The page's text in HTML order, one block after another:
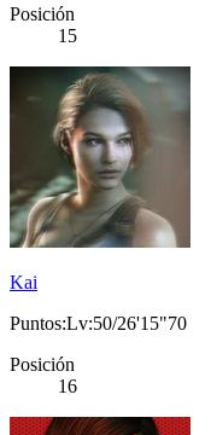
Posición
15
Kai
Puntos:Lv:50/26'15"70
Posición
16